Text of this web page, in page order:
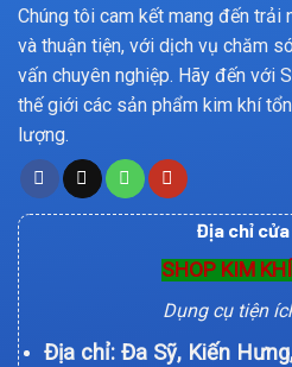
Chúng tôi cam kết mang đến trải
và thuận tiện, với dịch vụ chăm
vấn chuyên nghiệp. Hãy đến với
thế giới các sản phẩm kim khí
lượng.
Địa chỉ
SHOP KIM
Dụng cụ tiện
Địa chỉ: Đa Sỹ, Kiến